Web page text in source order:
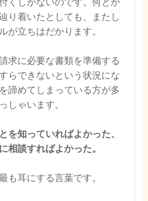
り着いたとしても、またし
が立ちはだかります。
求に必要な書類を準備する
らできないという状況にな
諦めてしまっている方が多
しゃいます。
を知っていればよかった、
相談すればよかった。
も耳にする言葉です。